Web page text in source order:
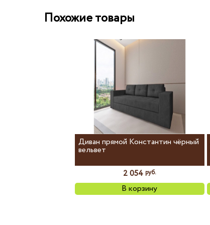
Похожие товары
Диван прямой Константин чёрный
вельвет
2 054 руб.
В корзину